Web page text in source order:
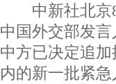
中新社北京8
中国外交部发
中方已决定追
内的新一批紧